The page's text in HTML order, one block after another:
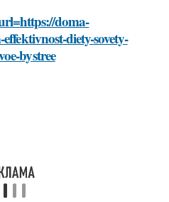
doma-
diety-sovety-
bystree